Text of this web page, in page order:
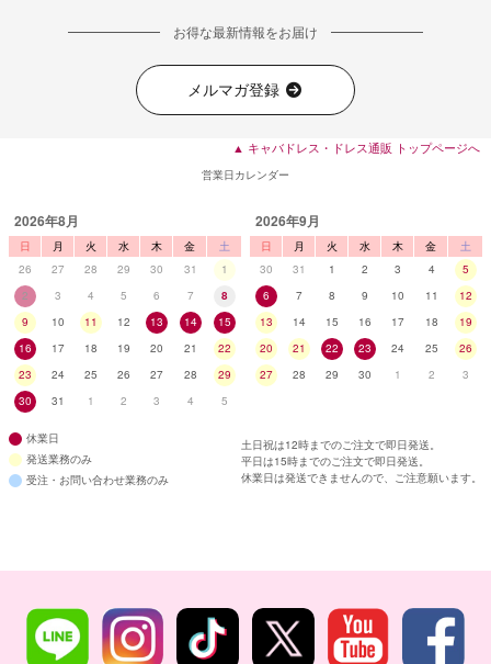
お得な最新情報をお届け
メルマガ登録
▲ キャバドレス・ドレス通販 トップページへ
営業日カレンダー
2026年8月
日 月 火 水 木 金
土
26
27 28 29 30 31
1
2
3 4 5 6 7
8
9
10 11 12 13 14
15
16
17 18 19 20 21
22
23
24 25 26 27 28
29
30
31 1 2 3 4 5
2026年9月
日 月 火 水 木 金
土
30
31 1 2 3 4
5
6
7 8 9 10 11
12
13
14 15 16 17 18
19
20
21 22 23 24 25
26
27
28 29 30 1 2 3
休業日
発送業務のみ
受注・お問い合わせ業務のみ
土日祝は12時までのご注文で即日発送。
平日は15時までのご注文で即日発送。
休業日は発送できませんので、ご注意願います。